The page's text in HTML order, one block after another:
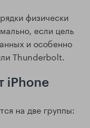
физически
если цель
и особенно
Thunderbolt.
iPhone
на две группы: